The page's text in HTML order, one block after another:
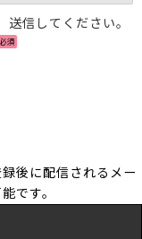
送信してください。
須
後に配信されるメー
です。